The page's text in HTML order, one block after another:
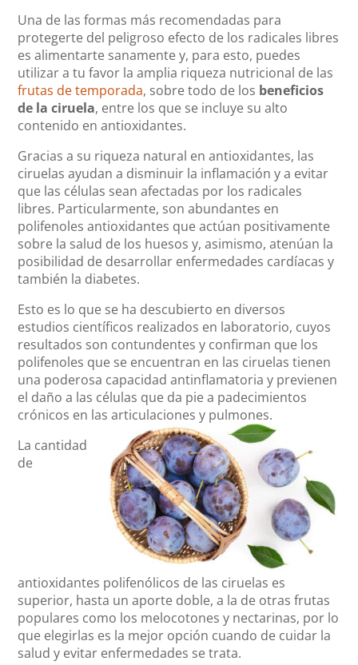
Una de las formas más recomendadas para
protegerte del peligroso efecto de los radicales libres
es alimentarte sanamente y, para esto, puedes
utilizar a tu favor la amplia riqueza nutricional de las
frutas de temporada, sobre todo de los beneficios
de la ciruela, entre los que se incluye su alto
contenido en antioxidantes.
Gracias a su riqueza natural en antioxidantes, las
ciruelas ayudan a disminuir la inflamación y a evitar
que las células sean afectadas por los radicales
libres. Particularmente, son abundantes en
polifenoles antioxidantes que actúan positivamente
sobre la salud de los huesos y, asimismo, atenúan la
posibilidad de desarrollar enfermedades cardíacas y
también la diabetes.
Esto es lo que se ha descubierto en diversos
estudios científicos realizados en laboratorio, cuyos
resultados son contundentes y confirman que los
polifenoles que se encuentran en las ciruelas tienen
una poderosa capacidad antinflamatoria y previenen
el daño a las células que da pie a padecimientos
crónicos en las articulaciones y pulmones.
La cantidad
de
antioxidantes polifenólicos de las ciruelas es
superior, hasta un aporte doble, a la de otras frutas
populares como los melocotones y nectarinas, por lo
que elegirlas es la mejor opción cuando de cuidar la
salud y evitar enfermedades se trata.